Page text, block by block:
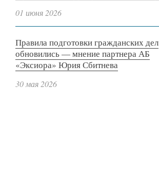
01 июня 2026
Правила подготовки гражданских дел
обновились — мнение партнера АБ
«Эксиора» Юрия Сбитнева
30 мая 2026